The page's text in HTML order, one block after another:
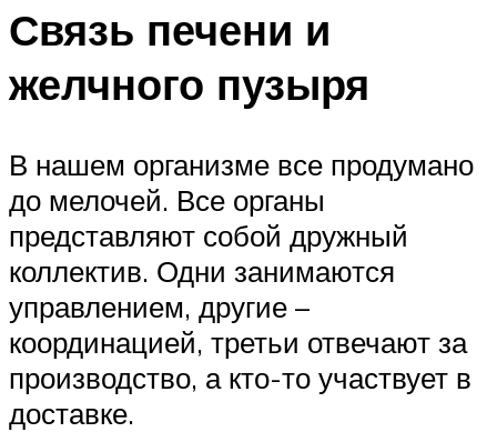
МЕНЮ
Связь печени и
желчного пузыря
В нашем организме все продумано
до мелочей. Все органы
представляют собой дружный
коллектив. Одни занимаются
управлением, другие –
координацией, третьи отвечают за
производство, а кто-то участвует в
доставке.